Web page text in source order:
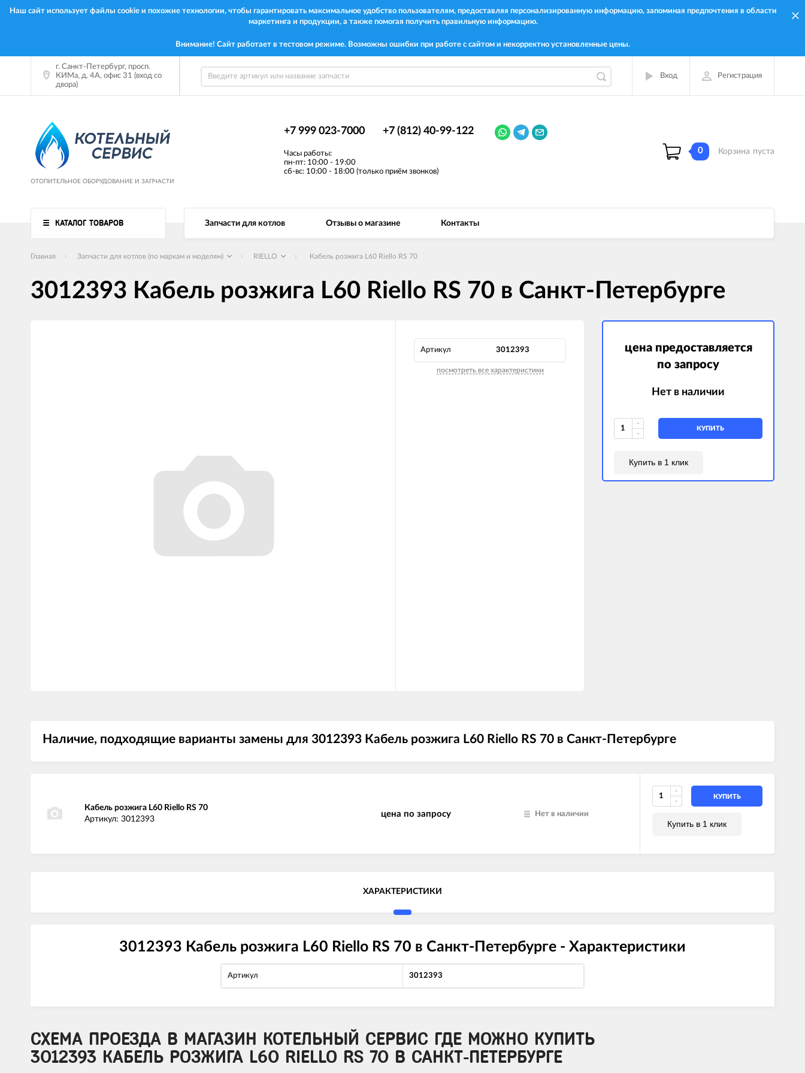
Наш сайт использует файлы cookie и похожие технологии, чтобы гарантировать максимальное удобство пользователям, предоставляя персонализированную информацию, запоминая предпочтения в области
маркетинга и продукции, а также помогая получить правильную информацию.
Внимание! Сайт работает в тестовом режиме. Возможны ошибки при работе с сайтом и некорректно установленные цены.
г. Санкт-Петербург, просп.
КИМа, д. 4А, офис 31 (вход со
двора)
Вход Регистрация
ОТОПИТЕЛЬНОЕ ОБОРУДОВАНИЕ И ЗАПЧАСТИ
+7 999 023-7000 +7 (812) 40-99-122
Часы работы:
пн-пт: 10:00 - 19:00
сб-вс: 10:00 - 18:00 (только приём звонков)
0 Корзина пуста
КАТАЛОГ ТОВАРОВ Запчасти для котлов Отзывы о магазине Контакты
Главная Запчасти для котлов (по маркам и моделям) RIELLO Кабель розжига L60 Riello RS 70
3012393 Кабель розжига L60 Riello RS 70 в Санкт-Петербурге
Артикул 3012393
посмотреть все характеристики
цена предоставляется
по запросу
Нет в наличии
КУПИТЬ
Купить в 1 клик
Наличие, подходящие варианты замены для 3012393 Кабель розжига L60 Riello RS 70 в Санкт-Петербурге
Кабель розжига L60 Riello RS 70
Артикул: 3012393
цена по запросу Нет в наличии
КУПИТЬ
Купить в 1 клик
ХАРАКТЕРИСТИКИ
3012393 Кабель розжига L60 Riello RS 70 в Санкт-Петербурге - Характеристики
Артикул 3012393
СХЕМА ПРОЕЗДА В МАГАЗИН КОТЕЛЬНЫЙ СЕРВИС ГДЕ МОЖНО КУПИТЬ
3012393 КАБЕЛЬ РОЗЖИГА L60 RIELLO RS 70 В САНКТ-ПЕТЕРБУРГЕ